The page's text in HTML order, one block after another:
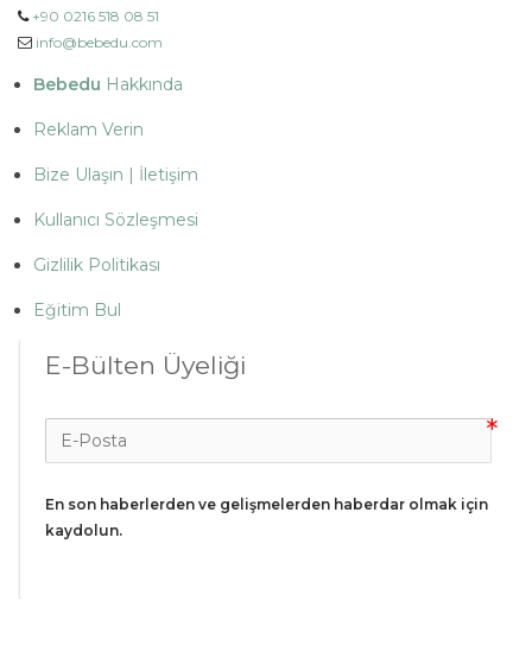
+90 0216 518 08 51
info@bebedu.com
Bebedu Hakkında
Reklam Verin
Bize Ulaşın | İletişim
Kullanıcı Sözleşmesi
Gizlilik Politikası
Eğitim Bul
E-Bülten Üyeliği
En son haberlerden ve gelişmelerden haberdar olmak için
kaydolun.